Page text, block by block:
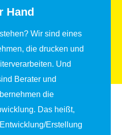
Hand
Wir sind eines
diedrucken und
. Und
Berater und
die
. Das heißt,
Entwicklung/Erstellung